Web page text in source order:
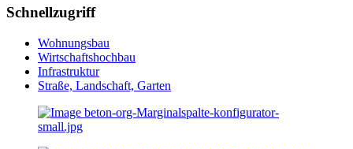
Schnellzugriff
Wohnungsbau
Wirtschaftshochbau
Infrastruktur
Straße, Landschaft, Garten